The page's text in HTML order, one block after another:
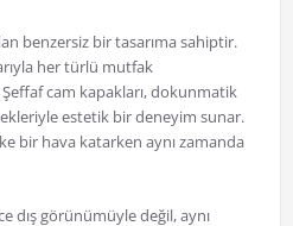
benzersiz bir tasarıma sahiptir.
her türlü mutfak
cam kapakları, dokunmatik
estetik bir deneyim sunar.
bir hava katarken aynı zamanda
dış görünümüyle değil, aynı